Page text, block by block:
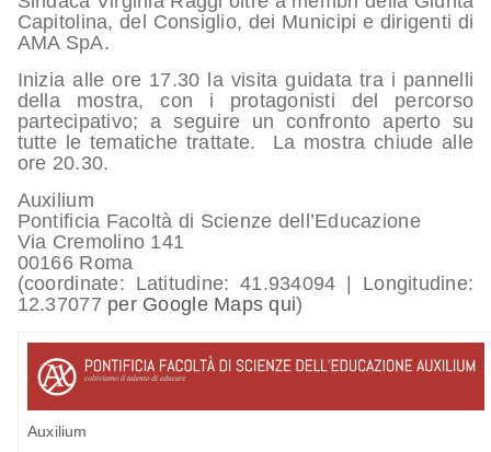
Capitolina, del Consiglio, dei Municipi e dirigenti di
AMA SpA.
Inizia alle ore 17.30 la visita guidata tra i pannelli
della mostra, con i protagonisti del percorso
partecipativo; a seguire un confronto aperto su
tutte le tematiche trattate. La mostra chiude alle
ore 20.30.
Auxilium
Pontificia Facoltà di Scienze dell’Educazione
Via Cremolino 141
00166 Roma
(coordinate: Latitudine: 41.934094 | Longitudine:
12.37077 per Google Maps qui)
Auxilium